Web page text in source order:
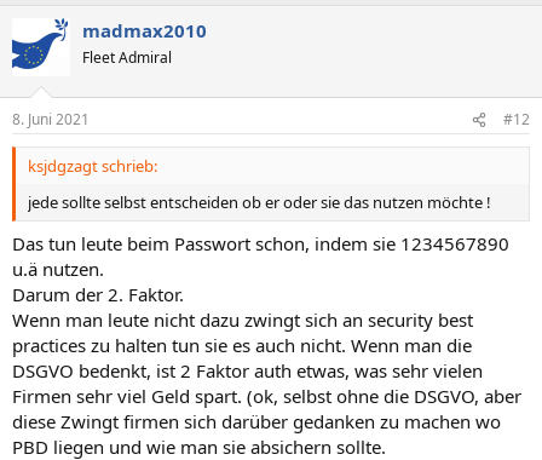
madmax2010
Fleet Admiral
8. Juni 2021 #12
ksjdgzagt schrieb:
jede sollte selbst entscheiden ob er oder sie das nutzen möchte !
Das tun leute beim Passwort schon, indem sie 1234567890
u.ä nutzen.
Darum der 2. Faktor.
Wenn man leute nicht dazu zwingt sich an security best
practices zu halten tun sie es auch nicht. Wenn man die
DSGVO bedenkt, ist 2 Faktor auth etwas, was sehr vielen
Firmen sehr viel Geld spart. (ok, selbst ohne die DSGVO, aber
diese Zwingt firmen sich darüber gedanken zu machen wo
PBD liegen und wie man sie absichern sollte.